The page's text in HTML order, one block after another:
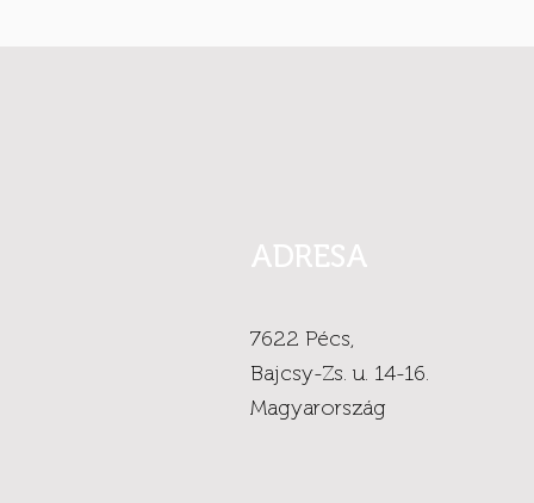
ADRESA
7622 Pécs,
Bajcsy-Zs. u. 14-16.
Magyarország